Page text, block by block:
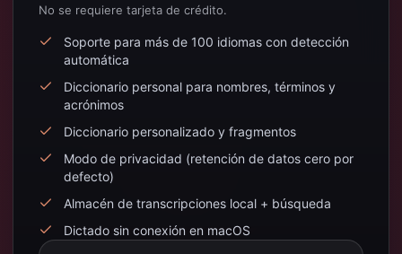
No se requiere tarjeta de crédito.
Soporte para más de 100 idiomas con detección
automática
Diccionario personal para nombres, términos y
acrónimos
Diccionario personalizado y fragmentos
Modo de privacidad (retención de datos cero por
defecto)
Almacén de transcripciones local + búsqueda
Dictado sin conexión en macOS